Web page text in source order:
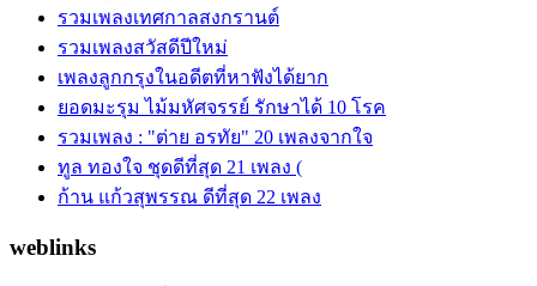
รวมเพลงเทศกาลสงกรานต์
รวมเพลงสวัสดีปีใหม่
เพลงลูกกรุงในอดีตที่หาฟังได้ยาก
ยอดมะรุม ไม้มหัศจรรย์ รักษาได้ 10 โรค
รวมเพลง : "ต่าย อรทัย" 20 เพลงจากใจ
ทูล ทองใจ ชุดดีที่สุด 21 เพลง (
ก้าน แก้วสุพรรณ ดีที่สุด 22 เพลง
weblinks